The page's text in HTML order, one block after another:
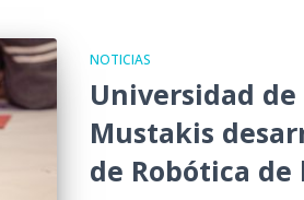
NOTICIAS
Universidad
Mustakis
de Robótica